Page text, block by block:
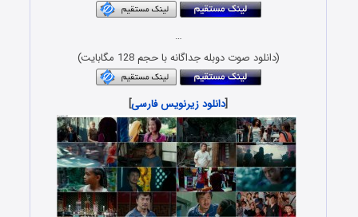
…
(دانلود صوت دوبله جداگانه با حجم 128 مگابایت)
[دانلود زیرنویس فارسی]